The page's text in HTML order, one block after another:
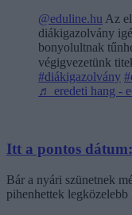
@eduline.hu Az
diákigazolvány
bonyolultnak
végigvezetünk
#diákigazolvány
♬ eredeti hang -
Itt a pontos
Bár a nyári szünetnek
pihenhettek legközelebb